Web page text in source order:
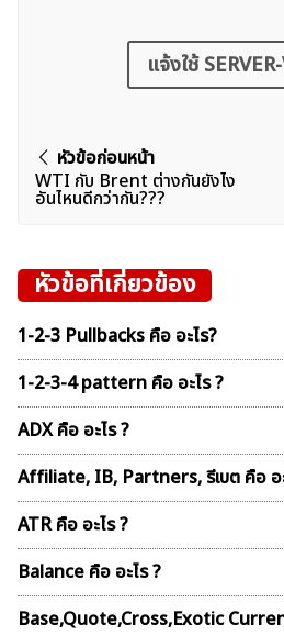
แจ้งใช้
แนะแนว
เรื่อง
หัวข้อก่อนหน้า
WTI กับ Brent ต่างกันยังไง
อันไหนดีกว่ากัน???
หัวข้อที่เกี่ยวข้อง
1-2-3 Pullbacks คือ อะไร?
1-2-3-4 pattern คือ อะไร ?
ADX คือ อะไร ?
Affiliate, IB, Partners, รีเบต คือ อ
ATR คือ อะไร ?
Balance คือ อะไร ?
Base,Quote,Cross,Exotic